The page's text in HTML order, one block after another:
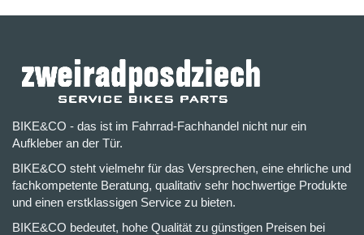
BIKE&CO - das ist im Fahrrad-Fachhandel nicht nur ein
Aufkleber an der Tür.
BIKE&CO steht vielmehr für das Versprechen, eine ehrliche und
fachkompetente Beratung, qualitativ sehr hochwertige Produkte
und einen erstklassigen Service zu bieten.
BIKE&CO bedeutet, hohe Qualität zu günstigen Preisen bei